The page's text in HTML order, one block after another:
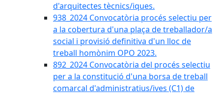
d'arquitectes tècnics/iques.
938_2024 Convocatòria procés selectiu per
a la cobertura d'una plaça de treballador/a
social i provisió definitiva d'un lloc de
treball homònim OPO 2023.
892_2024 Convocatòria del procés selectiu
per a la constitució d'una borsa de treball
comarcal d'administratius/ives (C1) de